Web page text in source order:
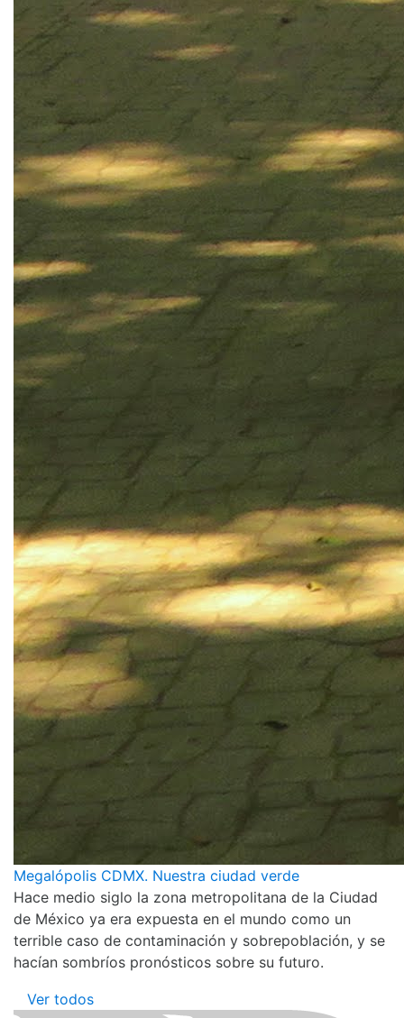
Megalópolis CDMX. Nuestra ciudad verde
Hace medio siglo la zona metropolitana de la Ciudad
de México ya era expuesta en el mundo como un
terrible caso de contaminación y sobrepoblación, y se
hacían sombríos pronósticos sobre su futuro.
Ver todos